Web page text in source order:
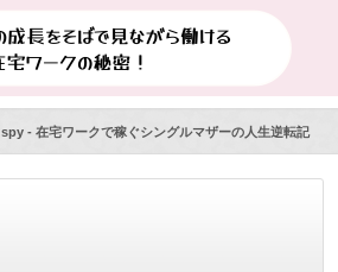
spy - 在宅ワークで稼ぐシングルマザーの人生逆転記